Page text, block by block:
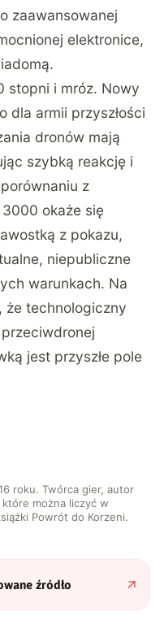
zaawansowanej
elektronice,
stopni i mróz. Nowy
dla armii przyszłości
dronów mają
szybką reakcję i
z
okaże się
z pokazu,
niepubliczne
warunkach. Na
że technologiczny
jest przyszłe pole
roku. Twórca gier, autor
można liczyć w
Powrót do Korzeni.
źródło